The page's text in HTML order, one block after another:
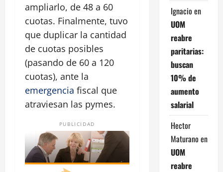
ampliarlo, de 48 a 60
cuotas. Finalmente, tuvo
que duplicar la cantidad
de cuotas posibles
(pasando de 60 a 120
cuotas), ante la
emergencia fiscal que
atraviesan las pymes.
PUBLICIDAD
Ignacio en
UOM
reabre
paritarias:
buscan
10% de
aumento
salarial
Hector
Maturano en
UOM
reabre